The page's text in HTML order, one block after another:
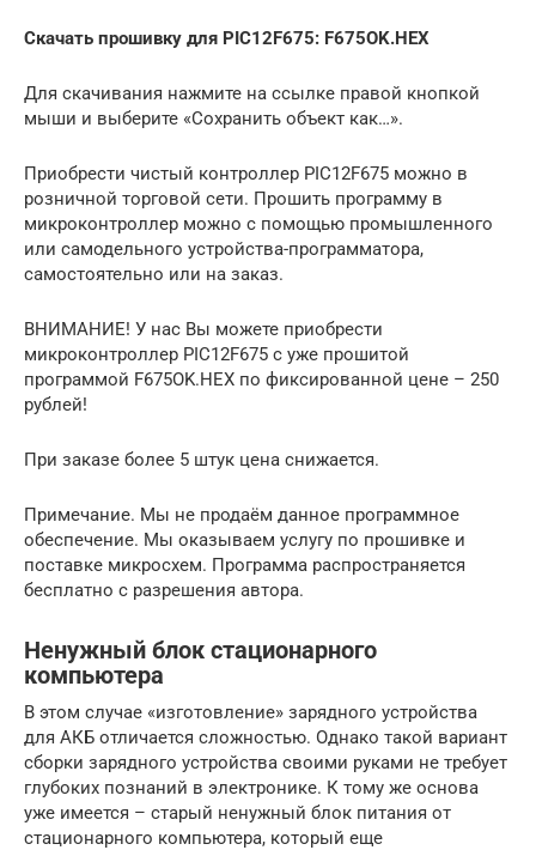
Скачать прошивку для PIC12F675: F675OK.HEX
Для скачивания нажмите на ссылке правой кнопкой
мыши и выберите «Сохранить объект как…».
Приобрести чистый контроллер PIC12F675 можно в
розничной торговой сети. Прошить программу в
микроконтроллер можно с помощью промышленного
или самодельного устройства-программатора,
самостоятельно или на заказ.
ВНИМАНИЕ! У нас Вы можете приобрести
микроконтроллер PIC12F675 с уже прошитой
программой F675OK.HEX по фиксированной цене – 250
рублей!
При заказе более 5 штук цена снижается.
Примечание. Мы не продаём данное программное
обеспечение. Мы оказываем услугу по прошивке и
поставке микросхем. Программа распространяется
бесплатно с разрешения автора.
Ненужный блок стационарного
компьютера
В этом случае «изготовление» зарядного устройства
для АКБ отличается сложностью. Однако такой вариант
сборки зарядного устройства своими руками не требует
глубоких познаний в электронике. К тому же основа
уже имеется – старый ненужный блок питания от
стационарного компьютера, который еще